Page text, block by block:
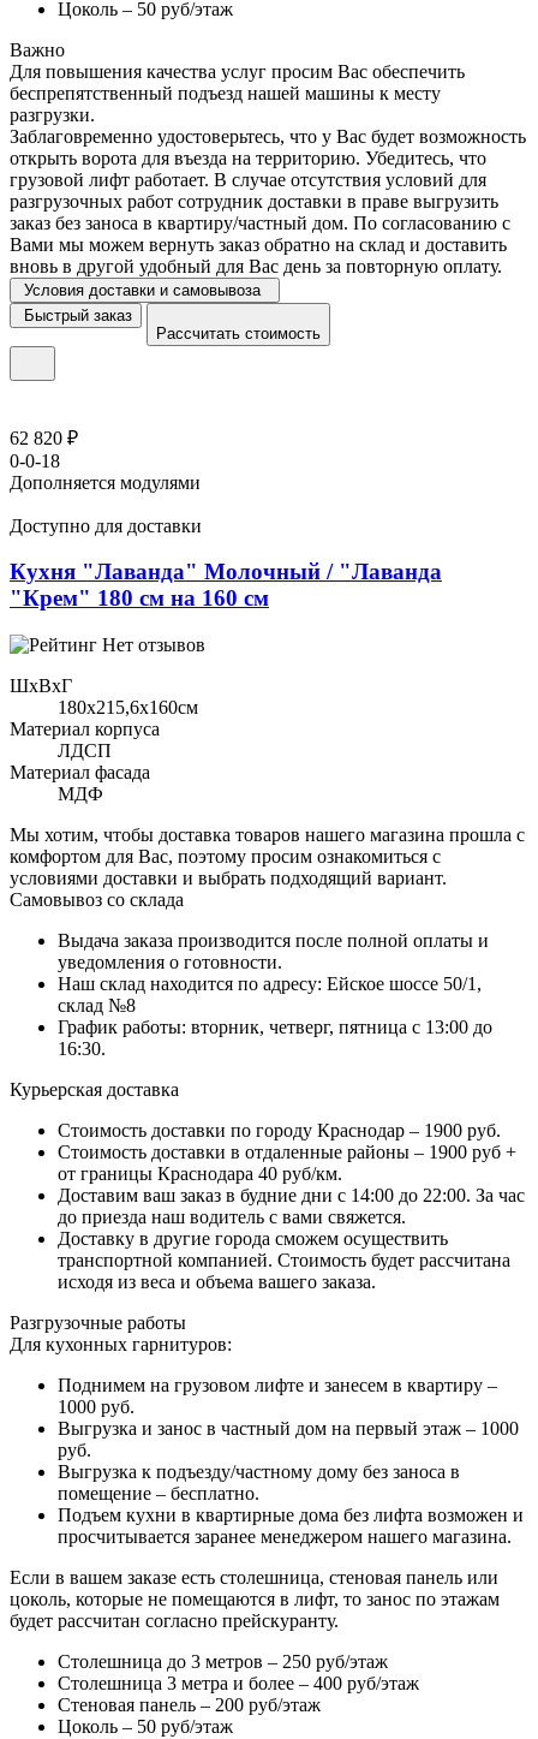
Цоколь – 50 руб/этаж
Важно
Для повышения качества услуг просим Вас обеспечить
беспрепятственный подъезд нашей машины к месту
разгрузки.
Заблаговременно удостоверьтесь, что у Вас будет возможность
открыть ворота для въезда на территорию. Убедитесь, что
грузовой лифт работает. В случае отсутствия условий для
разгрузочных работ сотрудник доставки в праве выгрузить
заказ без заноса в квартиру/частный дом. По согласованию с
Вами мы можем вернуть заказ обратно на склад и доставить
вновь в другой удобный для Вас день за повторную оплату.
Условия доставки и самовывоза
Быстрый заказ
Рассчитать стоимость
62 820 ₽
0-0-18
Дополняется модулями
Доступно для доставки
Кухня "Лаванда" Молочный / "Лаванда
"Крем" 180 см на 160 см
Нет отзывов
ШхВхГ
180x215,6х160см
Материал корпуса
ЛДСП
Материал фасада
МДФ
Мы хотим, чтобы доставка товаров нашего магазина прошла с
комфортом для Вас, поэтому просим ознакомиться с
условиями доставки и выбрать подходящий вариант.
Самовывоз со склада
Выдача заказа производится после полной оплаты и
уведомления о готовности.
Наш склад находится по адресу: Ейское шоссе 50/1,
склад №8
График работы: вторник, четверг, пятница с 13:00 до
16:30.
Курьерская доставка
Стоимость доставки по городу Краснодар – 1900 руб.
Стоимость доставки в отдаленные районы – 1900 руб +
от границы Краснодара 40 руб/км.
Доставим ваш заказ в будние дни с 14:00 до 22:00. За час
до приезда наш водитель с вами свяжется.
Доставку в другие города сможем осуществить
транспортной компанией. Стоимость будет рассчитана
исходя из веса и объема вашего заказа.
Разгрузочные работы
Для кухонных гарнитуров:
Поднимем на грузовом лифте и занесем в квартиру –
1000 руб.
Выгрузка и занос в частный дом на первый этаж – 1000
руб.
Выгрузка к подъезду/частному дому без заноса в
помещение – бесплатно.
Подъем кухни в квартирные дома без лифта возможен и
просчитывается заранее менеджером нашего магазина.
Если в вашем заказе есть столешница, стеновая панель или
цоколь, которые не помещаются в лифт, то занос по этажам
будет рассчитан согласно прейскуранту.
Столешница до 3 метров – 250 руб/этаж
Столешница 3 метра и более – 400 руб/этаж
Стеновая панель – 200 руб/этаж
Цоколь – 50 руб/этаж